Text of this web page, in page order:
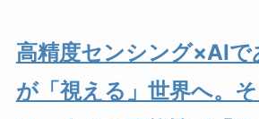
高精度センシング×AIで
が「視える」世界へ。